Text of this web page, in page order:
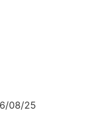
08/25